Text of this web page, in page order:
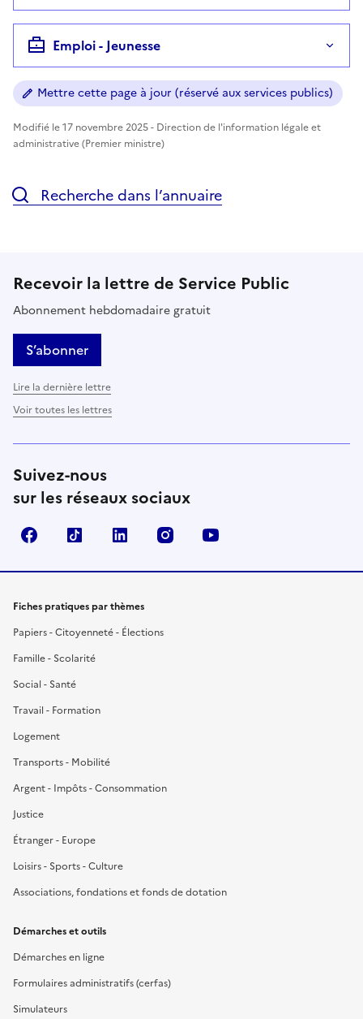
Emploi - Jeunesse
Mettre cette page à jour (réservé aux services publics)
Modifié le 17 novembre 2025 - Direction de l'information légale et
administrative (Premier ministre)
Recherche dans l’annuaire
Recevoir la lettre de Service Public
Abonnement hebdomadaire gratuit
S’abonner
Lire la dernière lettre
Voir toutes les lettres
Suivez-nous
sur les réseaux sociaux
FacebookTikTok LinkedIn Instagram
Fiches pratiques par thèmes
Papiers - Citoyenneté - Élections
Famille - Scolarité
Social - Santé
Travail - Formation
Logement
Transports - Mobilité
Argent - Impôts - Consommation
Justice
Étranger - Europe
Loisirs - Sports - Culture
Associations, fondations et fonds de dotation
Démarches et outils
Démarches en ligne
Formulaires administratifs (cerfas)
Simulateurs